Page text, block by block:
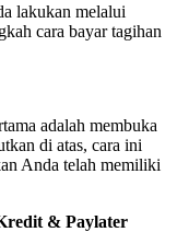
lakukan melalui
cara bayar tagihan
adalah membuka
di atas, cara ini
Anda telah memiliki
& Paylater